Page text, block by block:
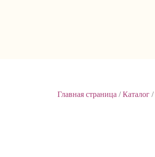
Главная страница /Каталог /